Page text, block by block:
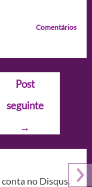
Comentários
Post
seguinte
→
no Disqus.